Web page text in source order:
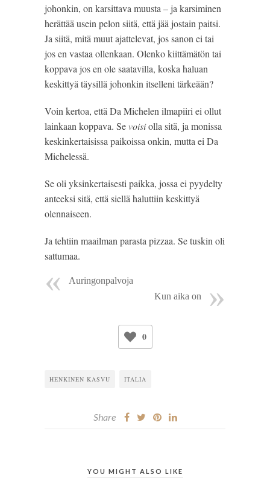
johonkin, on karsittava muusta – ja karsiminen
herättää usein pelon siitä, että jää jostain paitsi.
Ja siitä, mitä muut ajattelevat, jos sanon ei tai
jos en vastaa ollenkaan. Olenko kiittämätön tai
koppava jos en ole saatavilla, koska haluan
keskittyä täysillä johonkin itselleni tärkeään?
Voin kertoa, että Da Michelen ilmapiiri ei ollut
lainkaan koppava. Se voisi olla sitä, ja monissa
keskinkertaisissa paikoissa onkin, mutta ei Da
Michelessä.
Se oli yksinkertaisesti paikka, jossa ei pyydelty
anteeksi sitä, että siellä haluttiin keskittyä
olennaiseen.
Ja tehtiin maailman parasta pizzaa. Se tuskin oli
sattumaa.
Auringonpalvoja
Kun aika on
0
HENKINEN KASVU ITALIA
Share
YOU MIGHT ALSO LIKE